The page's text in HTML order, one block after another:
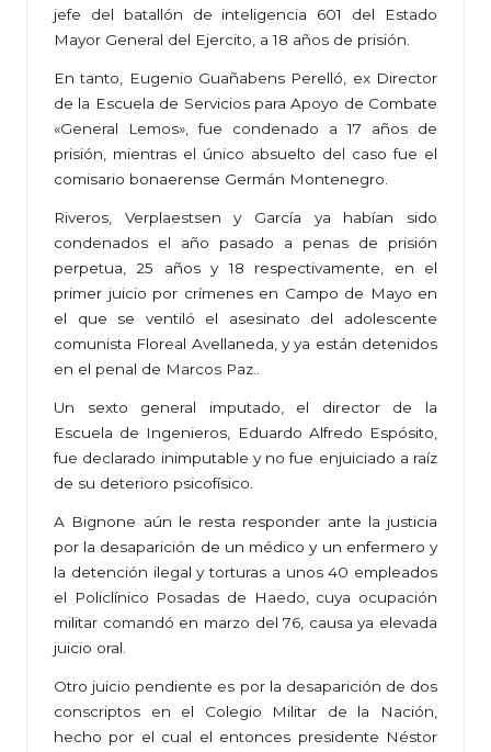
jefe del batallón de inteligencia 601 del Estado
Mayor General del Ejercito, a 18 años de prisión.
En tanto, Eugenio Guañabens Perelló, ex Director
de la Escuela de Servicios para Apoyo de Combate
«General Lemos», fue condenado a 17 años de
prisión, mientras el único absuelto del caso fue el
comisario bonaerense Germán Montenegro.
Riveros, Verplaestsen y García ya habían sido
condenados el año pasado a penas de prisión
perpetua, 25 años y 18 respectivamente, en el
primer juicio por crímenes en Campo de Mayo en
el que se ventiló el asesinato del adolescente
comunista Floreal Avellaneda, y ya están detenidos
en el penal de Marcos Paz..
Un sexto general imputado, el director de la
Escuela de Ingenieros, Eduardo Alfredo Espósito,
fue declarado inimputable y no fue enjuiciado a raíz
de su deterioro psicofísico.
A Bignone aún le resta responder ante la justicia
por la desaparición de un médico y un enfermero y
la detención ilegal y torturas a unos 40 empleados
el Policlínico Posadas de Haedo, cuya ocupación
militar comandó en marzo del 76, causa ya elevada
juicio oral.
Otro juicio pendiente es por la desaparición de dos
conscriptos en el Colegio Militar de la Nación,
hecho por el cual el entonces presidente Néstor